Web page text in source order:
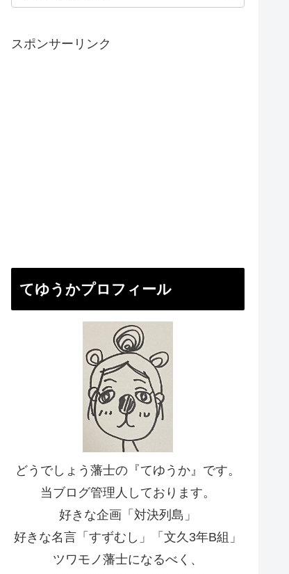
スポンサーリンク
てゆうかプロフィール
どうでしょう藩士の『てゆうか』です。
当ブログ管理人しております。
好きな企画「対決列島」
好きな名言「すずむし」「文久3年B組」
ツワモノ藩士になるべく、